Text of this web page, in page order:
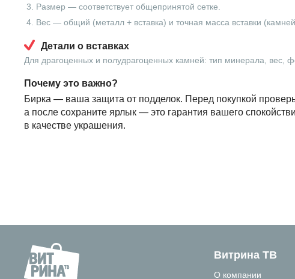
Размер — соответствует общепринятой сетке.
Вес — общий (металл + вставка) и точная масса вставки
Детали о вставках
Для драгоценных и полудрагоценных камней: тип минерала, вес,
Почему это важно?
Бирка — ваша защита от подделок. Перед покупкой
а после сохраните ярлык — это гарантия вашего
в качестве украшения.
Витрина ТВ
О компании